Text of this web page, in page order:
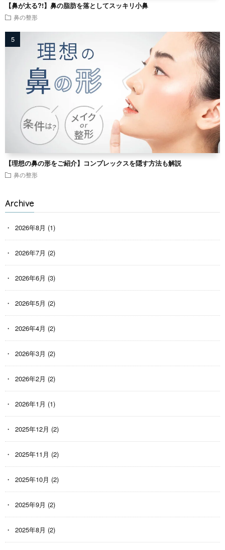
【鼻が太る?!】鼻の脂肪を落としてスッキリ小鼻
鼻の整形
【理想の鼻の形をご紹介】コンプレックスを隠す方法も解説
鼻の整形
Archive
2026年8月 (1)
2026年7月 (2)
2026年6月 (3)
2026年5月 (2)
2026年4月 (2)
2026年3月 (2)
2026年2月 (2)
2026年1月 (1)
2025年12月 (2)
2025年11月 (2)
2025年10月 (2)
2025年9月 (2)
2025年8月 (2)